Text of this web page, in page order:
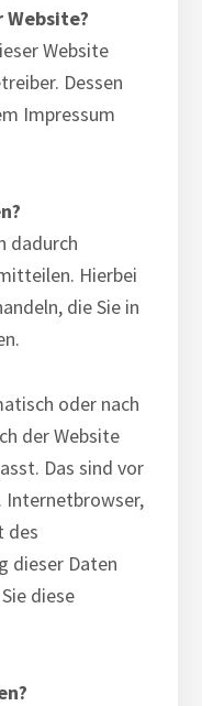
Website
Dessen
Impressum
dadurch
Hierbei
die Sie in
oder nach
der Website
Das sind vor
Internetbrowser,
des
dieser Daten
diese